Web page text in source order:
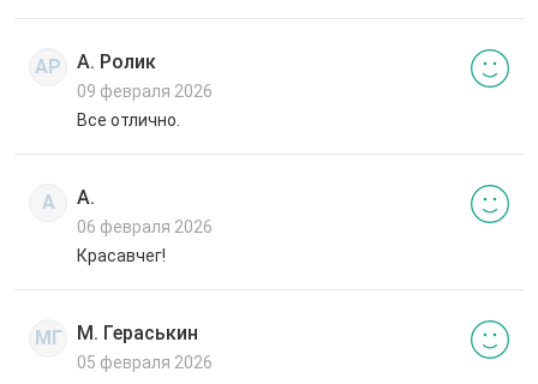
АР А. Ролик
09 февраля 2026
Все отлично.
А А.
06 февраля 2026
Красавчег!
МГ М. Гераськин
05 февраля 2026